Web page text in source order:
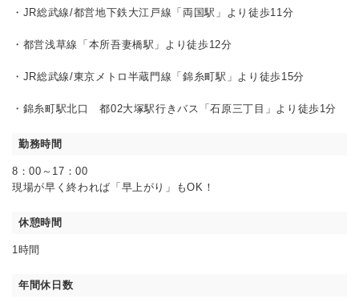
・JR総武線/都営地下鉄大江戸線「両国駅」より徒歩11分
・都営浅草線「本所吾妻橋駅」より徒歩12分
・JR総武線/東京メトロ半蔵門線「錦糸町駅」より徒歩15分
・錦糸町駅北口 都02大塚駅行きバス「石原三丁目」より徒歩1分
勤務時間
8：00～17：00
現場が早く終われば「早上がり」もOK！
休憩時間
1時間
年間休日数